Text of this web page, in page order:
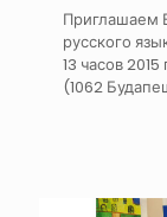
Приглашаем
русского
13 часов
(1062